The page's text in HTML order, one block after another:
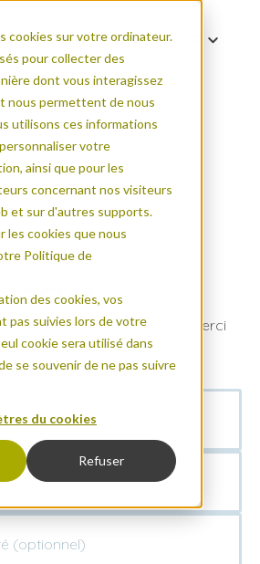
cookies sur votre ordinateur.
pour collecter des
dont vous interagissez
nous permettent de nous
utilisons ces informations
votre
ainsi que pour les
concernant nos visiteurs
et sur d'autres supports.
les cookies que nous
Politique de
des cookies, vos
pas suivies lors de votre
cookie sera utilisé dans
se souvenir de ne pas suivre
du cookies
Refuser
au sujet de vos besoins. Merci
ci-dessous afin que nous
: